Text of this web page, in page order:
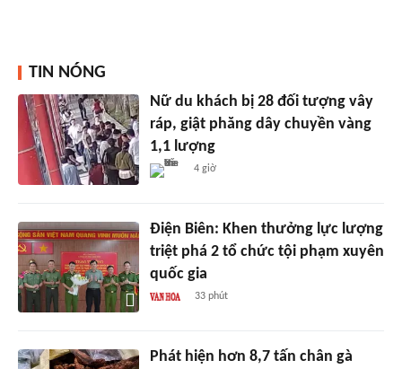
TIN NÓNG
Nữ du khách bị 28 đối tượng vây
ráp, giật phăng dây chuyền vàng
1,1 lượng
4 giờ
Điện Biên: Khen thưởng lực lượng
triệt phá 2 tổ chức tội phạm xuyên
quốc gia
33 phút
Phát hiện hơn 8,7 tấn chân gà